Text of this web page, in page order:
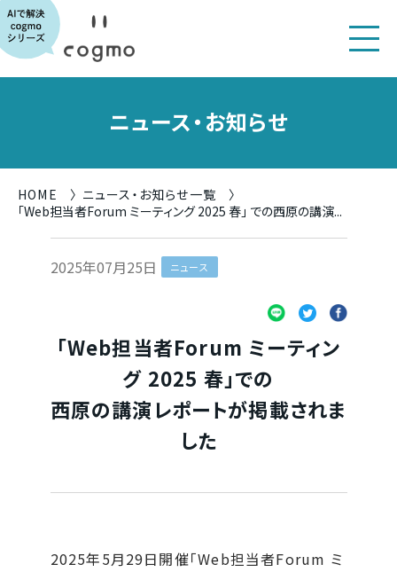
ニュース・お知らせ
HOME
ニュース・お知らせ一覧
「Web担当者Forum ミーティング 2025 春」 での西原の講演...
2025年07月25日 ニュース
「Web担当者Forum ミーティン
グ 2025 春」での
西原の講演レポートが掲載されま
した
2025年5月29日開催「Web担当者Forum ミ